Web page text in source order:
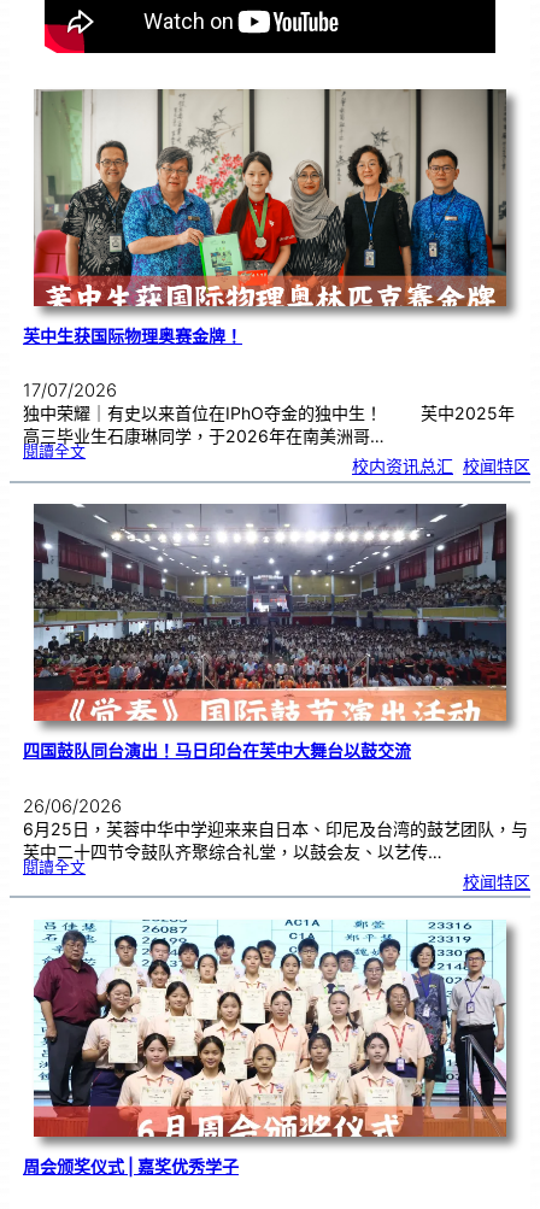
芙中生获国际物理奥赛金牌！
17/07/2026
独中荣耀｜有史以来首位在IPhO夺金的独中生！ 芙中2025年
高三毕业生石康琳同学，于2026年在南美洲哥…
閱讀全文:芙
获
际
物
理
赛
金
牌
！
校内资讯总汇 校闻特区
四国鼓队同台演出！马日印台在芙中大舞台以鼓交流
26/06/2026
6月25日，芙蓉中华中学迎来来自日本、印尼及台湾的鼓艺团队，与
芙中二十四节令鼓队齐聚综合礼堂，以鼓会友、以艺传…
閱讀全文:四
队
台
演
出
！
马
日
印
台
在
芙
中
大
舞
台
以
鼓
交
流
校闻特区
周会颁奖仪式 | 嘉奖优秀学子